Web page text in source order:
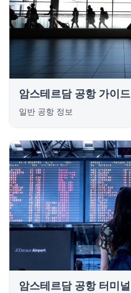
암스테르담 공항 가이드
일반 공항 정보
암스테르담 공항 터미널